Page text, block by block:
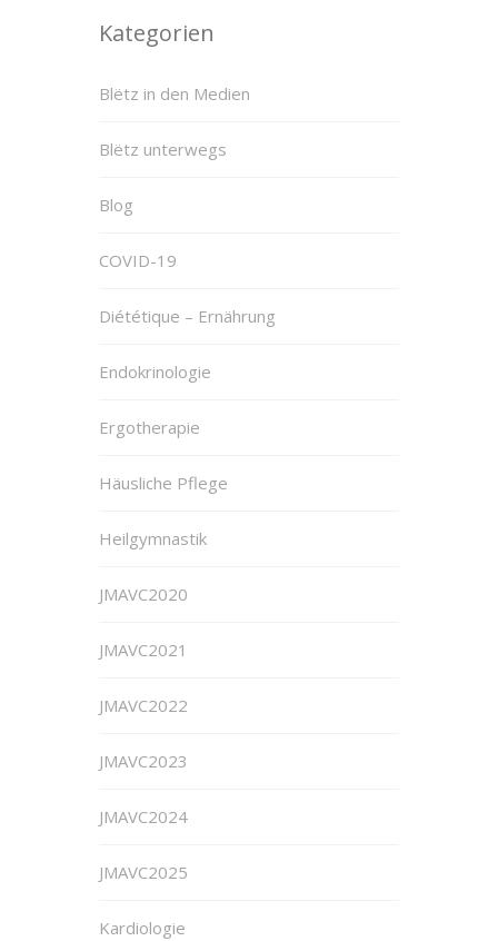
Kategorien
Blëtz in den Medien
Blëtz unterwegs
Blog
COVID-19
Diététique – Ernährung
Endokrinologie
Ergotherapie
Häusliche Pflege
Heilgymnastik
JMAVC2020
JMAVC2021
JMAVC2022
JMAVC2023
JMAVC2024
JMAVC2025
Kardiologie